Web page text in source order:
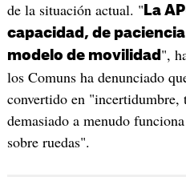
de la situación actual. " La
capacidad, de
modelo de movilidad ",
los Comuns ha denunciado
convertido en
demasiado a menudo
sobre ruedas".